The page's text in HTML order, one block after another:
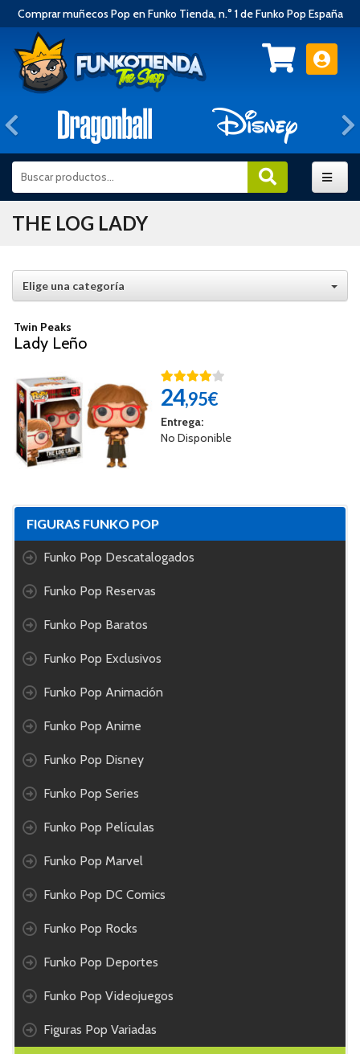
Comprar muñecos Pop en Funko Tienda, n.° 1 de Funko Pop España
Anterior
THE LOG LADY
Elige una categoría
Twin Peaks
Lady Leño
24,95€
Entrega:
No Disponible
FIGURAS FUNKO POP
Funko Pop Descatalogados
Funko Pop Reservas
Funko Pop Baratos
Funko Pop Exclusivos
Funko Pop Animación
Funko Pop Anime
Funko Pop Disney
Funko Pop Series
Funko Pop Películas
Funko Pop Marvel
Funko Pop DC Comics
Funko Pop Rocks
Funko Pop Deportes
Funko Pop Videojuegos
Figuras Pop Variadas